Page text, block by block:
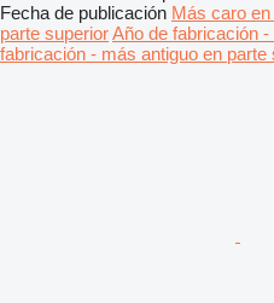
Fecha de publicación Más caro
parte superiorAño de fabricación
fabricación - más antiguo en parte